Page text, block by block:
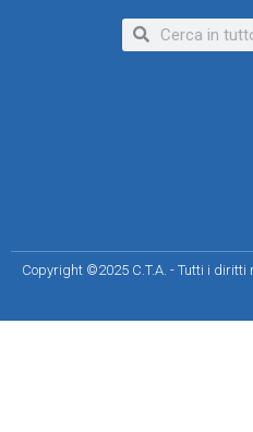
Copyright ©2025 C.T.A. - Tutti i diritti